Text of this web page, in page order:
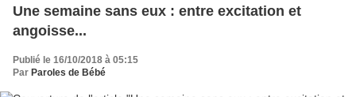
Une semaine sans eux : entre excitation et
angoisse...
Publié le 16/10/2018 à 05:15
Par Paroles de Bébé